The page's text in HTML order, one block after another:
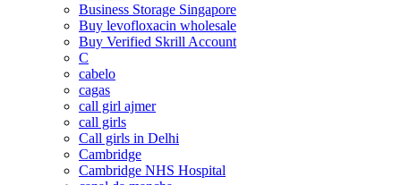
Business Storage Singapore
Buy levofloxacin wholesale
Buy Verified Skrill Account
C
cabelo
cagas
call girl ajmer
call girls
Call girls in Delhi
Cambridge
Cambridge NHS Hospital